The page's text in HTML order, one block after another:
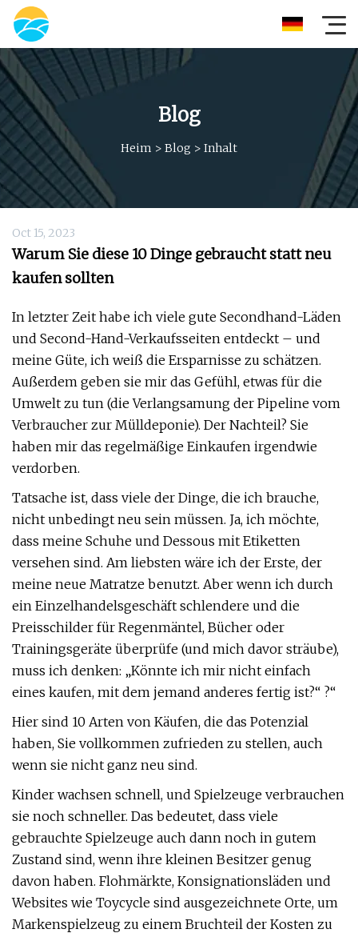
Blog
Heim > Blog > Inhalt
Oct 15, 2023
Warum Sie diese 10 Dinge gebraucht statt neu
kaufen sollten
In letzter Zeit habe ich viele gute Secondhand-Läden
und Second-Hand-Verkaufsseiten entdeckt – und
meine Güte, ich weiß die Ersparnisse zu schätzen.
Außerdem geben sie mir das Gefühl, etwas für die
Umwelt zu tun (die Verlangsamung der Pipeline vom
Verbraucher zur Mülldeponie). Der Nachteil? Sie
haben mir das regelmäßige Einkaufen irgendwie
verdorben.
Tatsache ist, dass viele der Dinge, die ich brauche,
nicht unbedingt neu sein müssen. Ja, ich möchte,
dass meine Schuhe und Dessous mit Etiketten
versehen sind. Am liebsten wäre ich der Erste, der
meine neue Matratze benutzt. Aber wenn ich durch
ein Einzelhandelsgeschäft schlendere und die
Preisschilder für Regenmäntel, Bücher oder
Trainingsgeräte überprüfe (und mich davor sträube),
muss ich denken: „Könnte ich mir nicht einfach
eines kaufen, mit dem jemand anderes fertig ist?“ ?“
Hier sind 10 Arten von Käufen, die das Potenzial
haben, Sie vollkommen zufrieden zu stellen, auch
wenn sie nicht ganz neu sind.
Kinder wachsen schnell, und Spielzeuge verbrauchen
sie noch schneller. Das bedeutet, dass viele
gebrauchte Spielzeuge auch dann noch in gutem
Zustand sind, wenn ihre kleinen Besitzer genug
davon haben. Flohmärkte, Konsignationsläden und
Websites wie Toycycle sind ausgezeichnete Orte, um
Markenspielzeug zu einem Bruchteil der Kosten zu